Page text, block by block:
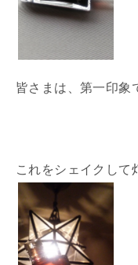
皆さまは、第一印象
これをシェイクして